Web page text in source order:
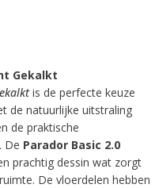
Gekalkt
is de perfecte keuze
de natuurlijke uitstraling
de praktische
De Parador Basic 2.0
prachtig dessin wat zorgt
De vloerdelen hebben